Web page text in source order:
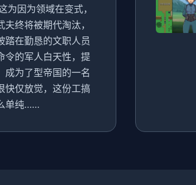
为因为领域在变式，
终将被期代淘汰，
踏在勤恳的文职人员
令的军人白天性，提
成为了型帝国的一名
快仅放觉，这份工搞
单纯……